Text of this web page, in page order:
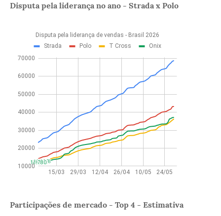
Disputa pela liderança no ano - Strada x Polo
Participações de mercado - Top 4 - Estimativa